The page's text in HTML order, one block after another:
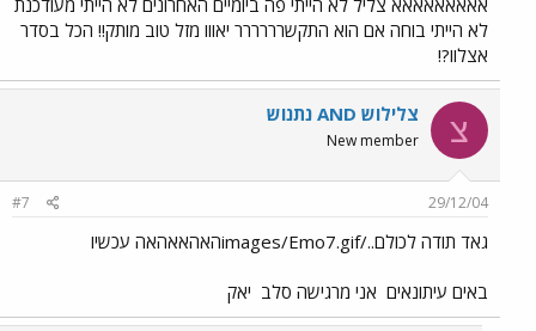
אאאאאאאאא צליל לא הייתי פה ביומיים האחרונים לא הייתי מעודכנת
לא הייתי בוחה אם הוא התקשרררררר יאווו מזל טוב מותק!! הכל בסדר
אצלוו?!
צ צלילוש AND נתנוש
New member
29/12/04
#7
גאד תודה לכולם../images/Emo7.gifהאהאאהאה עכשיו
באים עיתונאים אני מרגישה סלב יאק